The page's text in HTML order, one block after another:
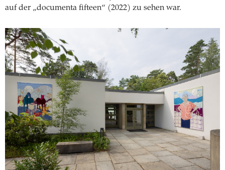
auf der „documenta fifteen“ (2022) zu sehen war.